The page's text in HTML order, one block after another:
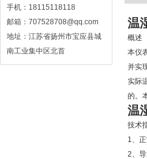
手机：18115118118
邮箱：707528708@qq.com
地址：江苏省扬州市宝应县城
南工业集中区北首
温
概述
本仪
并实
实际
的。
温
技术
1、
2、